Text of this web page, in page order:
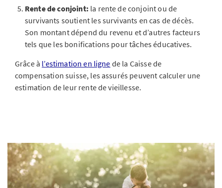
Rente de conjoint: la rente de conjoint ou de
survivants soutient les survivants en cas de décès.
Son montant dépend du revenu et d’autres facteurs
tels que les bonifications pour tâches éducatives.
Grâce à l’estimation en ligne de la Caisse de
compensation suisse, les assurés peuvent calculer une
estimation de leur rente de vieillesse.